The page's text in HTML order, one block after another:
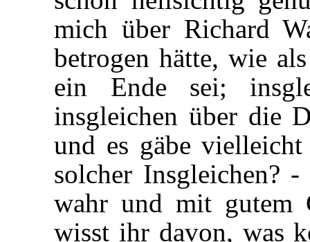
mich über Richard
betrogen hätte, wie
ein Ende sei;
insgleichen über die
und es gäbe
solcher Insgleichen?
wahr und mit gutem
wisst ihr davon, was